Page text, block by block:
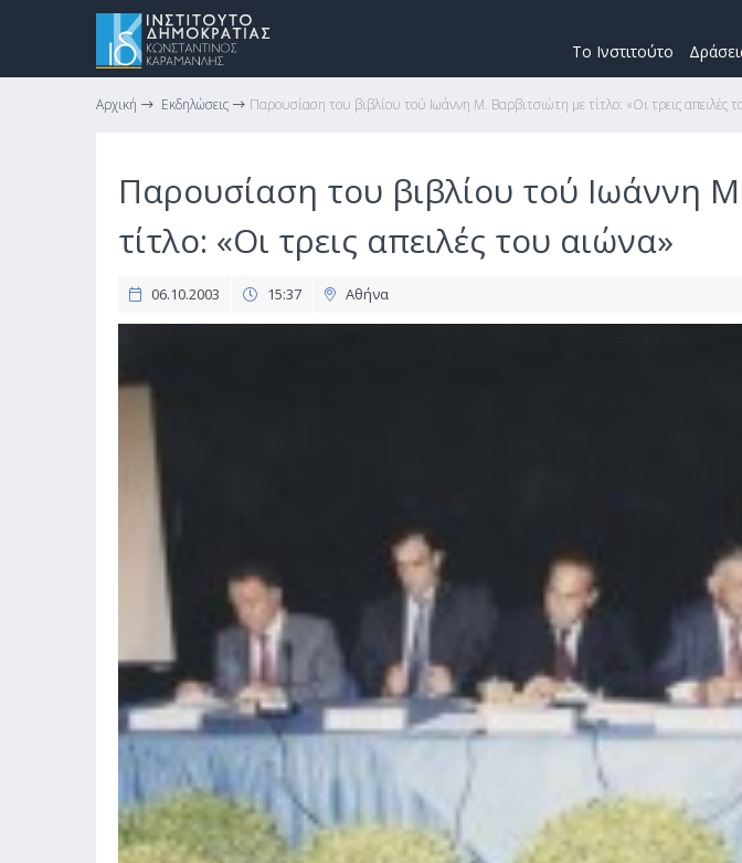
Το Ινστιτούτο
Αρχική Εκδηλώσεις Παρουσίαση του βιβλίου τού Ιωάννη Μ. Βαρβιτσιώτη με τίτλο: «Οι τρεις απειλές
Παρουσίαση του βιβλίου τού Ιωάννη
τίτλο: «Οι τρεις απειλές του αιώνα»
06.10.2003 15:37 Αθήνα